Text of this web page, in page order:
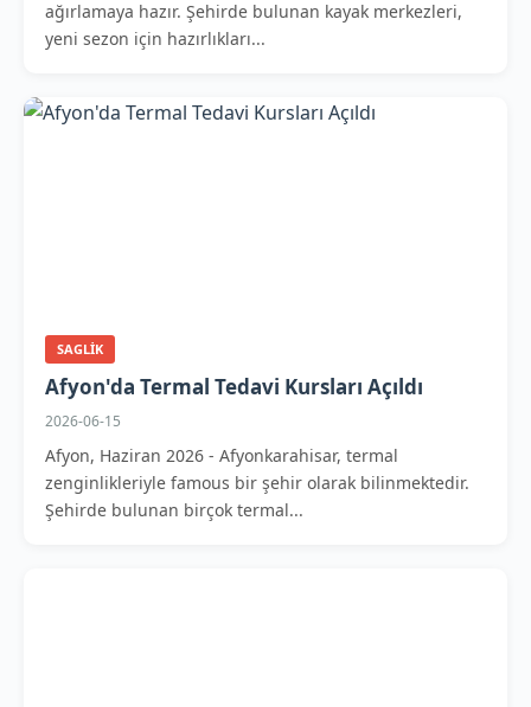
ağırlamaya hazır. Şehirde bulunan kayak merkezleri,
yeni sezon için hazırlıkları...
SAGLIK
Afyon'da Termal Tedavi Kursları Açıldı
2026-06-15
Afyon, Haziran 2026 - Afyonkarahisar, termal
zenginlikleriyle famous bir şehir olarak bilinmektedir.
Şehirde bulunan birçok termal...